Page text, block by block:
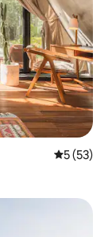
평점 5점
5 (53)